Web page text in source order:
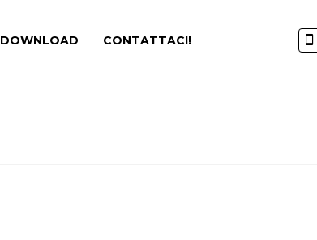
DOWNLOAD CONTATTACI!